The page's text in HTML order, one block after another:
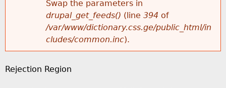
Swap the parameters in
drupal_get_feeds() (line 394 of
/var/www/dictionary.css.ge/public_html/in
cludes/common.inc).
Rejection Region